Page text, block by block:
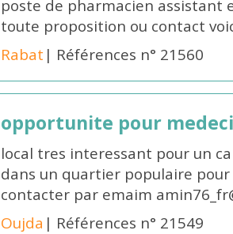
poste de pharmacien
toute proposition ou contact
Rabat | Références n° 21560
opportunite pour
local tres interessant pour un
dans un quartier populaire
contacter par emaim
Oujda | Références n° 21549